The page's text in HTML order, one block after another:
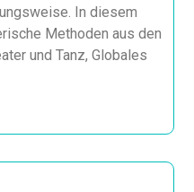
In diesem
Methoden aus den
und Tanz, Globales